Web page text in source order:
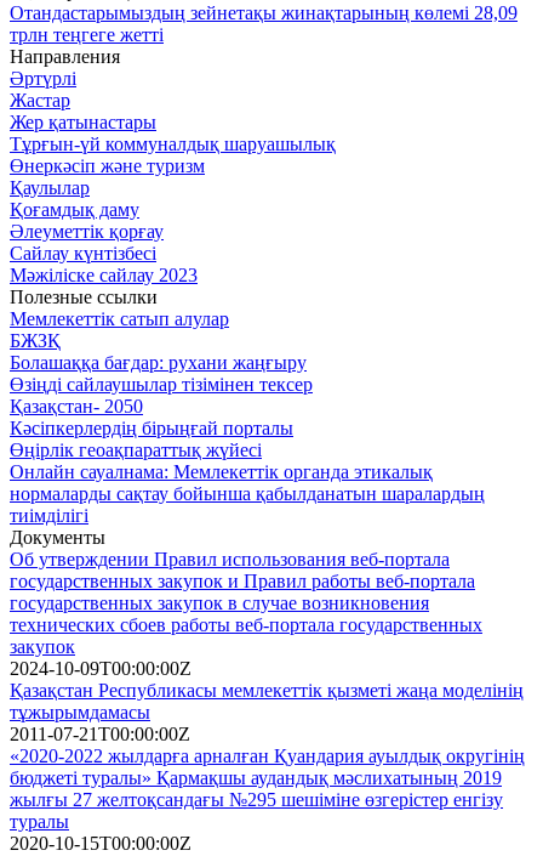
Отандастарымыздың зейнетақы жинақтарының көлемі 28,09
трлн теңгеге жетті
Направления
Әртүрлі
Жастар
Жер қатынастары
Тұрғын-үй коммуналдық шаруашылық
Өнеркәсіп және туризм
Қаулылар
Қоғамдық даму
Әлеуметтік қорғау
Сайлау күнтізбесі
Мәжіліске сайлау 2023
Полезные ссылки
Мемлекеттік сатып алулар
БЖЗҚ
Болашаққа бағдар: рухани жаңғыру
Өзіңді сайлаушылар тізімінен тексер
Қазақстан- 2050
Кәсіпкерлердің бірыңғай порталы
Өңірлік геоақпараттық жүйесі
Онлайн сауалнама: Мемлекеттік органда этикалық
нормаларды сақтау бойынша қабылданатын шаралардың
тиімділігі
Документы
Об утверждении Правил использования веб-портала
государственных закупок и Правил работы веб-портала
государственных закупок в случае возникновения
технических сбоев работы веб-портала государственных
закупок
2024-10-09T00:00:00Z
Қазақстан Республикасы мемлекеттік қызметі жаңа моделінің
тұжырымдамасы
2011-07-21T00:00:00Z
«2020-2022 жылдарға арналған Қуандария ауылдық округінің
бюджеті туралы» Қармақшы аудандық мәслихатының 2019
жылғы 27 желтоқсандағы №295 шешіміне өзгерістер енгізу
туралы
2020-10-15T00:00:00Z